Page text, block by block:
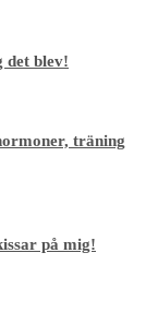
det blev!
träning
på mig!